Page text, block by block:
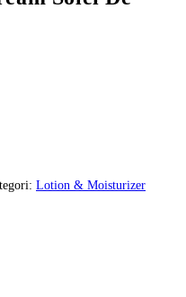
Lotion & Moisturizer